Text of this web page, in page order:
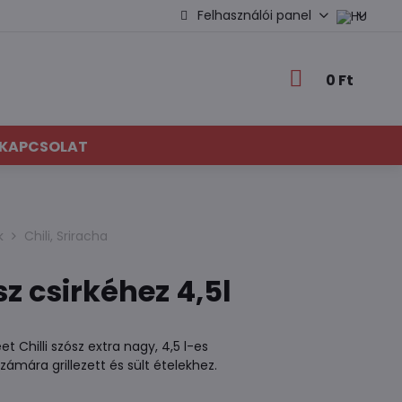
Felhasználói panel
0 Ft
Chili, Sriracha
csirkéhez 4,5l
Chilli szósz extra nagy, 4,5 l-es
grillezett és sült ételekhez.